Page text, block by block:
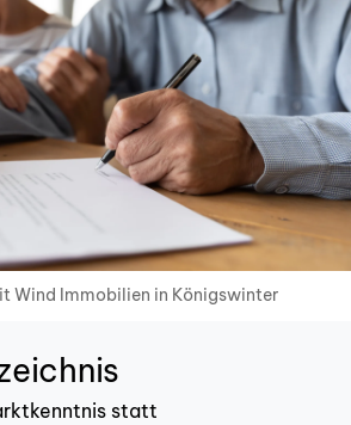
Wind Immobilien in Königswinter
statt